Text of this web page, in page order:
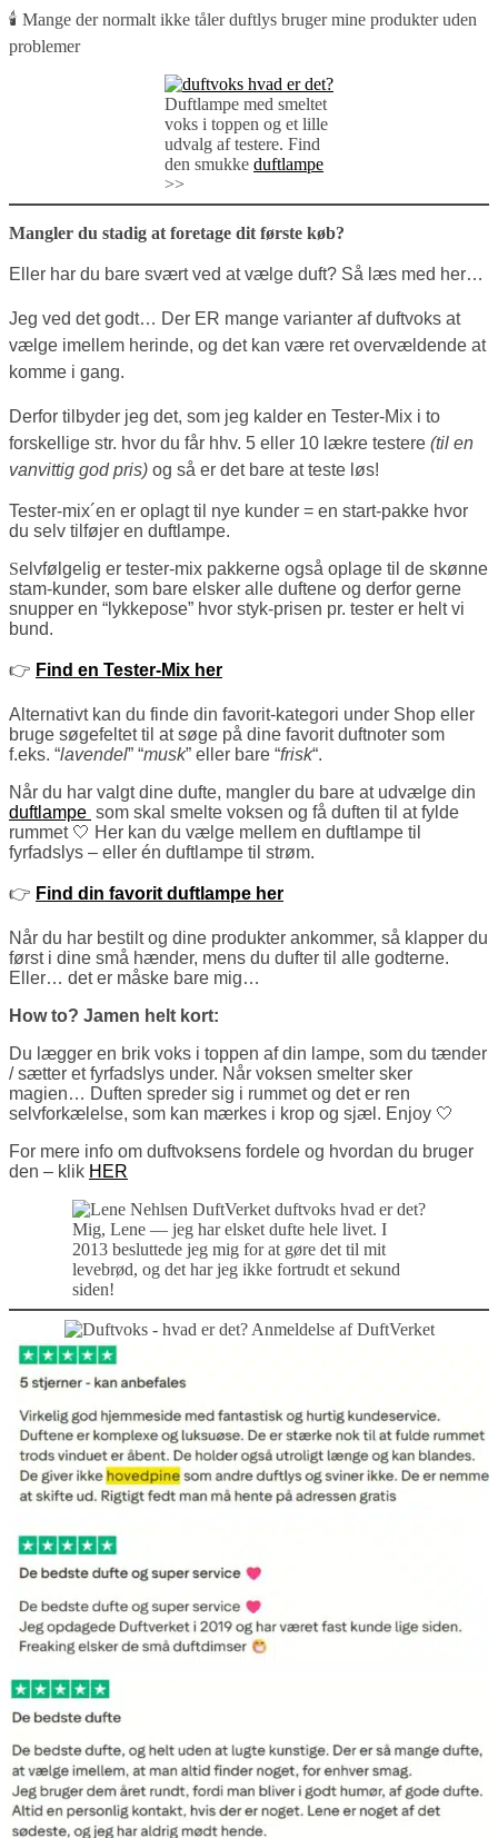
🕯️ Mange der normalt ikke tåler duftlys bruger mine produkter uden
problemer
Duftlampe med smeltet
voks i toppen og et lille
udvalg af testere. Find
den smukke duftlampe
>>
Mangler du stadig at foretage dit første køb?
Eller har du bare svært ved at vælge duft? Så læs med her…
Jeg ved det godt… Der ER mange varianter af duftvoks at
vælge imellem herinde, og det kan være ret overvældende at
komme i gang.
Derfor tilbyder jeg det, som jeg kalder en Tester-Mix i to
forskellige str. hvor du får hhv. 5 eller 10 lækre testere (til en
vanvittig god pris) og så er det bare at teste løs!
Tester-mix´en er oplagt til nye kunder = en start-pakke hvor
du selv tilføjer en duftlampe.
Selvfølgelig er tester-mix pakkerne også oplage til de skønne
stam-kunder, som bare elsker alle duftene og derfor gerne
snupper en “lykkepose” hvor styk-prisen pr. tester er helt vi
bund.
👉 Find en Tester-Mix her
Alternativt kan du finde din favorit-kategori under Shop eller
bruge søgefeltet til at søge på dine favorit duftnoter som
f.eks. “lavendel” “musk” eller bare “frisk“.
Når du har valgt dine dufte, mangler du bare at udvælge din
duftlampe som skal smelte voksen og få duften til at fylde
rummet 🤍 Her kan du vælge mellem en duftlampe til
fyrfadslys – eller én duftlampe til strøm.
👉 Find din favorit duftlampe her
Når du har bestilt og dine produkter ankommer, så klapper du
først i dine små hænder, mens du dufter til alle godterne.
Eller… det er måske bare mig…
How to? Jamen helt kort:
Du lægger en brik voks i toppen af din lampe, som du tænder
/ sætter et fyrfadslys under. Når voksen smelter sker
magien… Duften spreder sig i rummet og det er ren
selvforkælelse, som kan mærkes i krop og sjæl. Enjoy 🤍
For mere info om duftvoksens fordele og hvordan du bruger
den – klik HER
Mig, Lene — jeg har elsket dufte hele livet. I
2013 besluttede jeg mig for at gøre det til mit
levebrød, og det har jeg ikke fortrudt et sekund
siden!